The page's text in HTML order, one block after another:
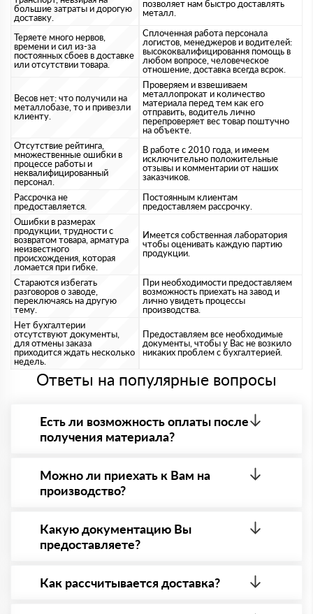
большие затраты и дорогую
доставку.
позволяет нам быстро доставлять
металл.
Теряете много нервов,
времени и сил из-за
постоянных сбоев в доставке
или отсутствии товара.
Сплоченная работа персонала
логистов, менеджеров и водителей:
высококвалифицировання помощь в
любом вопросе, человеческое
отношение, доставка всегда всрок.
Весов нет: что получили на
металлобазе, то и привезли
клиенту.
Проверяем и взвешиваем
металлопрокат и количество
материала перед тем как его
отправить, водитель лично
перепроверяет вес товар поштучно
на объекте.
Отсутствие рейтинга,
множественные ошибки в
процессе работы и
неквалифицированный
персонал.
В работе с 2010 года, и имеем
исключительно положительные
отзывы и комментарии от наших
заказчиков.
Рассрочка не
предоставляется.
Постоянным клиентам
предоставляем рассрочку.
Ошибки в размерах
продукции, трудности с
возвратом товара, арматура
неизвестного
происхождения, которая
ломается при гибке.
Имеется собственная лаборатория
чтобы оценивать каждую партию
продукции.
Стараются избегать
разговоров о заводе,
переключаясь на другую
тему.
При необходимости предоставляем
возможность приехать на завод и
лично увидеть процессы
производства.
Нет бухгалтерии
отсутствуют документы,
для отмены заказа
приходится ждать несколько
недель.
Предоставляем все необходимые
документы, чтобы у Вас не возкило
никаких проблем с бухгалтерией.
Ответы на популярные вопросы
Есть ли возможность оплаты после
получения материала?
- оплата по факту получения товара. При этом,
если доставленный товар был ненадлежащего
качества, то Вы в праве от него отказаться.
Можно ли приехать к Вам на
производство?
площадке. Всё покажем, расскажем, пройдем
любые проверки на качество материала.
Обязательна предварительная запись по номеру
Какую документацию Вы
предоставляете?
все сертификаты и паспорта качества, а также
товарно-транспортную накладную.
Как рассчитывается доставка?